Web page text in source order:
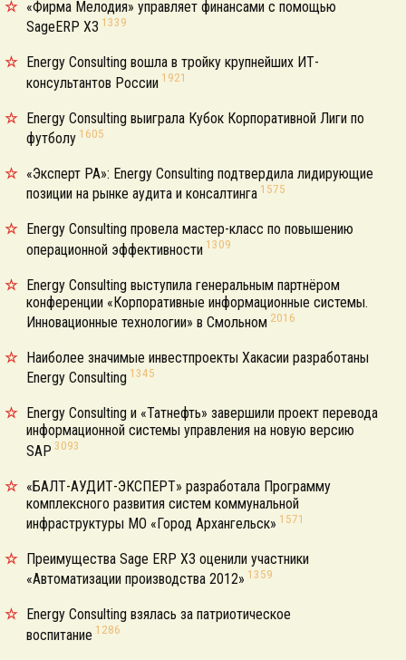
«Фирма Мелодия» управляет финансами с помощью
SageERP X3 1339
Energy Consulting вошла в тройку крупнейших ИТ-
консультантов России 1921
Energy Consulting выиграла Кубок Корпоративной Лиги по
футболу 1605
«Эксперт РА»: Energy Consulting подтвердила лидирующие
позиции на рынке аудита и консалтинга 1575
Energy Consulting провела мастер-класс по повышению
операционной эффективности 1309
Energy Consulting выступила генеральным партнёром
конференции «Корпоративные информационные системы.
Инновационные технологии» в Смольном 2016
Наиболее значимые инвестпроекты Хакасии разработаны
Energy Consulting 1345
Energy Consulting и «Татнефть» завершили проект перевода
информационной системы управления на новую версию
SAP 3093
«БАЛТ-АУДИТ-ЭКСПЕРТ» разработала Программу
комплексного развития систем коммунальной
инфраструктуры МО «Город Архангельск» 1571
Преимущества Sage ERP X3 оценили участники
«Автоматизации производства 2012» 1359
Energy Consulting взялась за патриотическое
воспитание 1286